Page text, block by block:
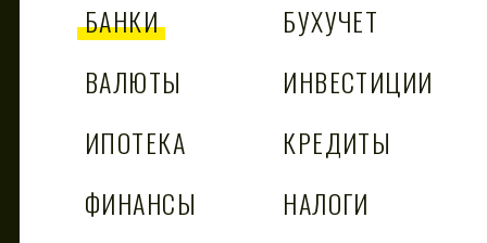
БАНКИ
БУХУЧЕТ
ВАЛЮТЫ
ИНВЕСТИЦИИ
ИПОТЕКА
КРЕДИТЫ
ФИНАНСЫ
НАЛОГИ